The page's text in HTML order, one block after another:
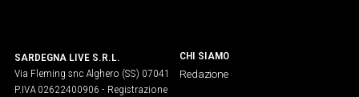
SARDEGNA LIVE S.R.L.
Via Fleming snc Alghero (SS) 07041
P.IVA 02622400906 - Registrazione
CHI SIAMO
Redazione